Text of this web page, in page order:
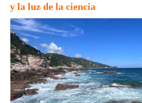
y la luz de la ciencia